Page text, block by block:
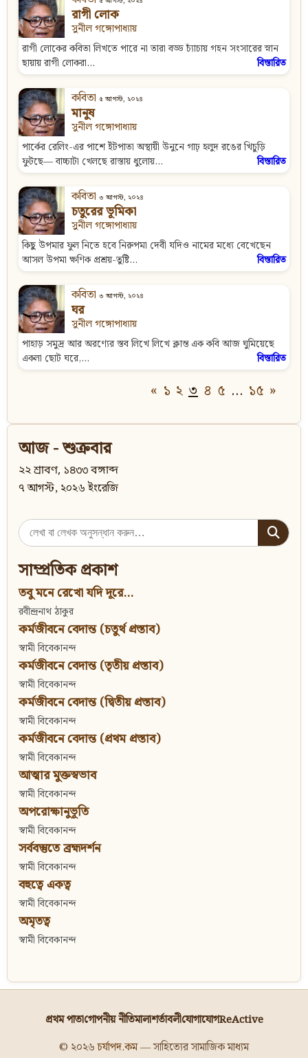
রাগী লোক
সুনীল গঙ্গোপাধ্যায়
রাগী লোকের কবিতা লিখতে পারে না তারা বড্ড চ্যাঁচায় গহন সংসারের স্নান
ছায়ায় রাগী লোকরা...
বিস্তারিত
কবিতা ৫ আগস্ট, ২০২৪
মানুষ
সুনীল গঙ্গোপাধ্যায়
পার্কের রেলিং-এর পাশে ইঁটপাতা অস্থায়ী উনুনে গাঢ় হলুদ রঙের খিচুড়ি
ফুটছে— বাচ্চাটা খেলছে রাস্তায় ধুলোয়...
বিস্তারিত
কবিতা ৩ আগস্ট, ২০২৪
চতুরের ভূমিকা
সুনীল গঙ্গোপাধ্যায়
কিছু উপমার ফুল নিতে হবে নিরুপমা দেবী যদিও নামের মধ্যে বেখেছেন
আসল উপমা ক্ষণিক প্রশ্রয়-তুষ্টি...
বিস্তারিত
কবিতা ৩ আগস্ট, ২০২৪
ঘর
সুনীল গঙ্গোপাধ্যায়
পাহাড় সমুদ্র আর অরণ্যের স্তব লিখে লিখে ক্লান্ত এক কবি আজ ঘুমিয়েছে
একলা ছোট ঘরে,...
বিস্তারিত
« ১ ২ ৩ ৪ ৫ … ১৫ »
আজ - শুক্রবার
২২ শ্রাবণ, ১৪৩৩ বঙ্গাব্দ
৭ আগস্ট, ২০২৬ ইংরেজি
Search
for:
সাম্প্রতিক প্রকাশ
তবু মনে রেখো যদি দূরে...
রবীন্দ্রনাথ ঠাকুর
কর্মজীবনে বেদান্ত (চতুর্থ প্রস্তাব)
স্বামী বিবেকানন্দ
কর্মজীবনে বেদান্ত (তৃতীয় প্রস্তাব)
স্বামী বিবেকানন্দ
কর্মজীবনে বেদান্ত (দ্বিতীয় প্রস্তাব)
স্বামী বিবেকানন্দ
কর্মজীবনে বেদান্ত (প্রথম প্রস্তাব)
স্বামী বিবেকানন্দ
আত্মার মুক্তস্বভাব
স্বামী বিবেকানন্দ
অপরোক্ষানুভূতি
স্বামী বিবেকানন্দ
সর্ববস্তুতে ব্রহ্মদর্শন
স্বামী বিবেকানন্দ
বহুত্বে একত্ব
স্বামী বিবেকানন্দ
অমৃতত্ব
স্বামী বিবেকানন্দ
প্রথম পাতাগোপনীয় নীতিমালাশর্তাবলীযোগাযোগReActive
© ২০২৬চর্যাপদ.কম— সাহিত্যের সামাজিক মাধ্যম